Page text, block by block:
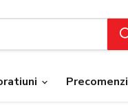
Precomenzi